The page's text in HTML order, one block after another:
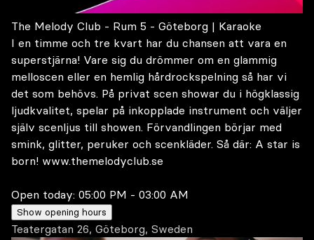
The Melody Club - Rum 5 - Göteborg | Karaoke
I en timme och tre kvart har du chansen att vara en
superstjärna! Vare sig du drömmer om en glammig
melloscen eller en hemlig hårdrockspelning så har vi
det som behövs. På privat scen showar du i högklassig
ljudkvalitet, spelar på inkopplade instrument och väljer
själv scenljus till showen. Förvandlingen börjar med
smink, glitter, peruker och scenkläder. Så där: A star is
born! www.themelodyclub.se
Open today: 05:00 PM - 03:00 AM
Show opening hours
Teatergatan 26, Göteborg, Sweden